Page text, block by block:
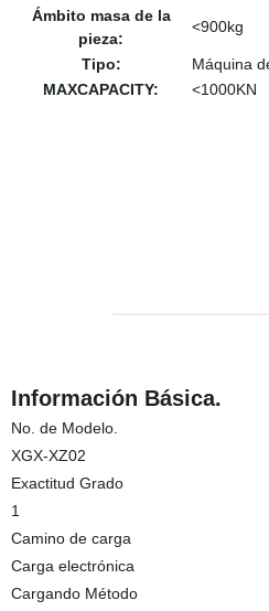
Ámbito masa de la
pieza:
<900kg
Tipo:
Máquina
MAXCAPACITY:
<1000KN
Información Básica.
No. de Modelo.
XGX-XZ02
Exactitud Grado
1
Camino de carga
Carga electrónica
Cargando Método